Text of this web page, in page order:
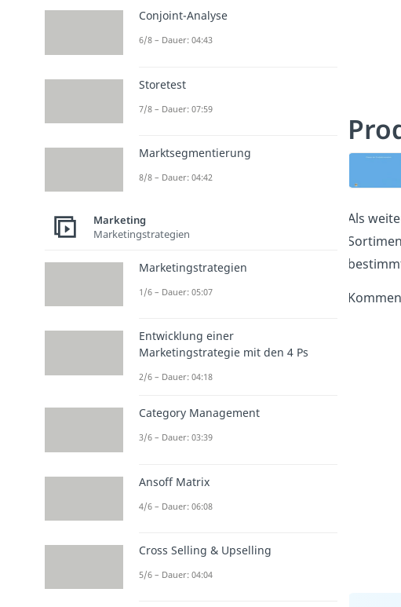
Als
Conjoint-Analyse
6/8 – Dauer: 04:43
Storetest
7/8 – Dauer: 07:59
Marktsegmentierung
8/8 – Dauer: 04:42
Marketing
Marketingstrategien
Marketingstrategien
1/6 – Dauer: 05:07
Entwicklung einer
Marketingstrategie mit den 4 Ps
2/6 – Dauer: 04:18
Category Management
3/6 – Dauer: 03:39
Ansoff Matrix
4/6 – Dauer: 06:08
Cross Selling & Upselling
5/6 – Dauer: 04:04